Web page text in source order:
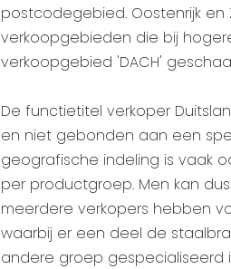
postcodegebied. Oostenrijk en
verkoopgebieden die bij
verkoopgebied 'DACH'
De functietitel verkoper
en niet gebonden aan een
geografische indeling is vaak
per productgroep. Men kan
meerdere verkopers hebben
waarbij er een deel de
andere groep gespecialiseerd